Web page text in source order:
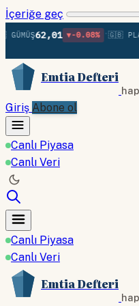
İçeriğe geç
62,01 ▼-0.08% •🇬🇧 PLATIN
Emtia Defteri
Giriş Abone ol
Canlı Piyasa
Canlı Veri
Canlı Piyasa
Canlı Veri
Emtia Defteri